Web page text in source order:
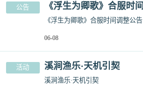
公告 《浮生为卿歌》合服时
《浮生为卿歌》合服时间调整公告
06-08
活动 溪涧渔乐·天机引契
溪涧渔乐·天机引契